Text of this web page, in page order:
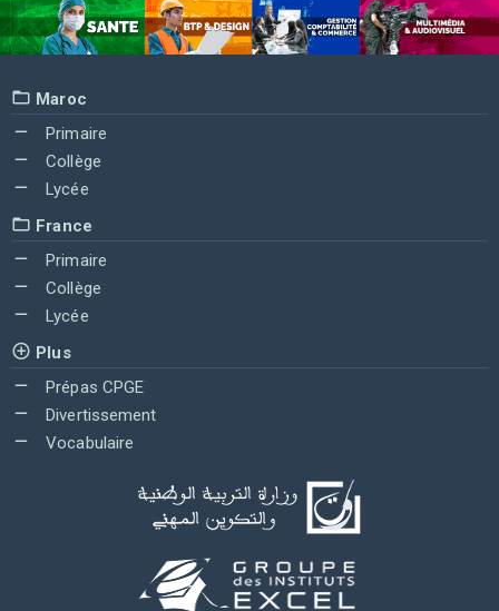
Maroc
Primaire
Collège
Lycée
France
Primaire
Collège
Lycée
Plus
Prépas CPGE
Divertissement
Vocabulaire